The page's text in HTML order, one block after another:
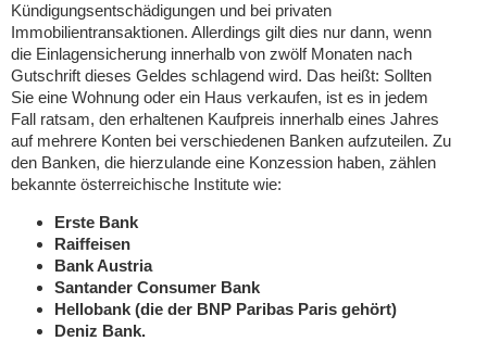
Kündigungsentschädigungen und bei privaten
Immobilientransaktionen. Allerdings gilt dies nur dann, wenn
die Einlagensicherung innerhalb von zwölf Monaten nach
Gutschrift dieses Geldes schlagend wird. Das heißt: Sollten
Sie eine Wohnung oder ein Haus verkaufen, ist es in jedem
Fall ratsam, den erhaltenen Kaufpreis innerhalb eines Jahres
auf mehrere Konten bei verschiedenen Banken aufzuteilen. Zu
den Banken, die hierzulande eine Konzession haben, zählen
bekannte österreichische Institute wie:
Erste Bank
Raiffeisen
Bank Austria
Santander Consumer Bank
Hellobank (die der BNP Paribas Paris gehört)
Deniz Bank.